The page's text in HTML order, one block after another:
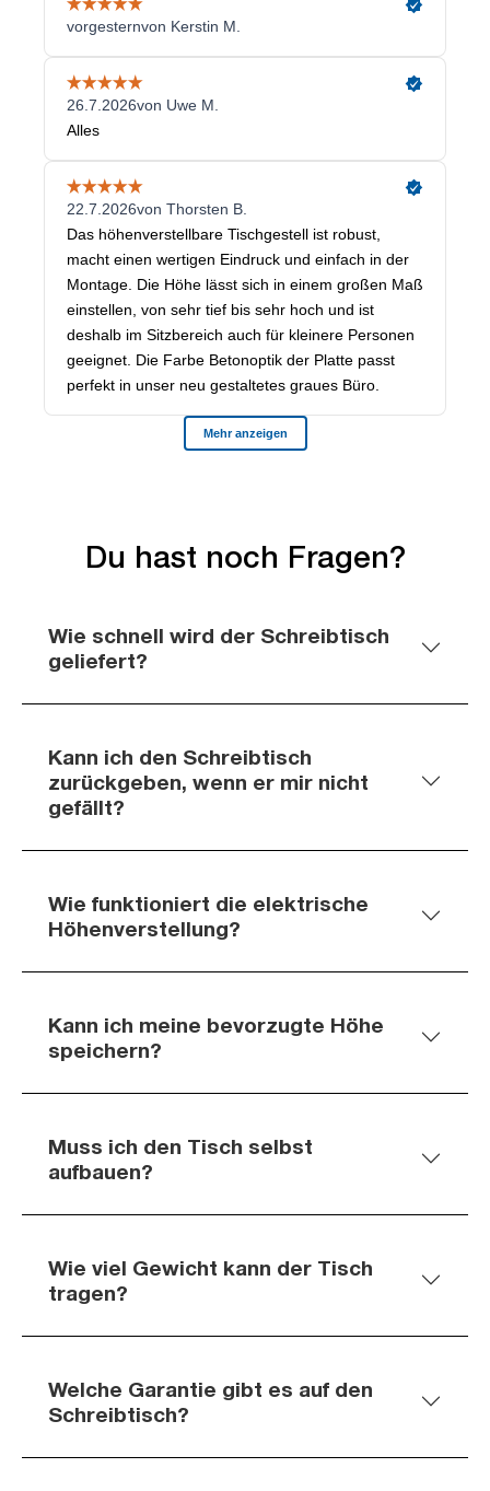
Du hast noch Fragen?
Wie schnell wird der Schreibtisch
geliefert?
Kann ich den Schreibtisch
zurückgeben, wenn er mir nicht
gefällt?
Wie funktioniert die elektrische
Höhenverstellung?
Kann ich meine bevorzugte Höhe
speichern?
Muss ich den Tisch selbst
aufbauen?
Wie viel Gewicht kann der Tisch
tragen?
Welche Garantie gibt es auf den
Schreibtisch?